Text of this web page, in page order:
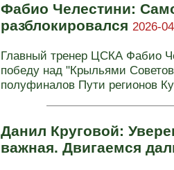
Фабио Челестини:
разблокировался 2026-
Главный тренер ЦСКА Фабио
победу над "Крыльями
полуфиналов Пути регионов
Данил Круговой:
важная. Двигаемся